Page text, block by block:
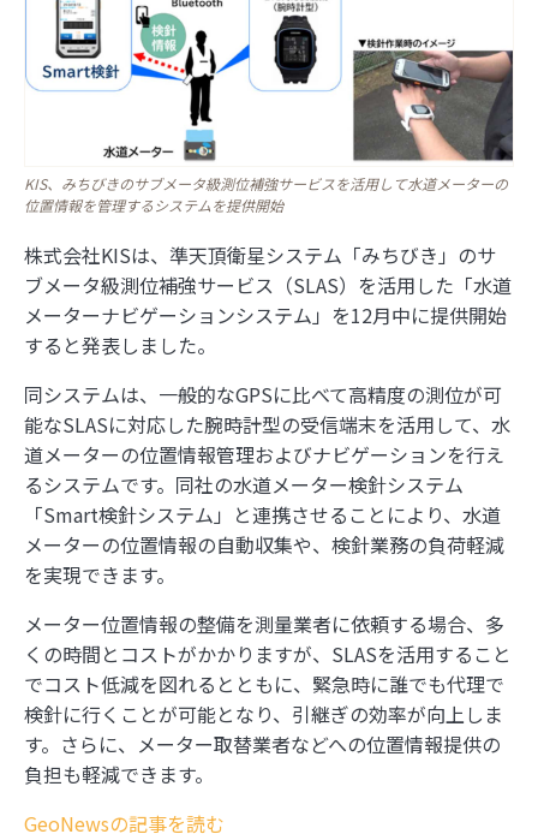
KIS、みちびきのサブメータ級測位補強サービスを活用して水道メーターの
位置情報を管理するシステムを提供開始
株式会社KISは、準天頂衛星システム「みちびき」のサ
ブメータ級測位補強サービス（SLAS）を活用した「水道
メーターナビゲーションシステム」を12月中に提供開始
すると発表しました。
同システムは、一般的なGPSに比べて高精度の測位が可
能なSLASに対応した腕時計型の受信端末を活用して、水
道メーターの位置情報管理およびナビゲーションを行え
るシステムです。同社の水道メーター検針システム
「Smart検針システム」と連携させることにより、水道
メーターの位置情報の自動収集や、検針業務の負荷軽減
を実現できます。
メーター位置情報の整備を測量業者に依頼する場合、多
くの時間とコストがかかりますが、SLASを活用すること
でコスト低減を図れるとともに、緊急時に誰でも代理で
検針に行くことが可能となり、引継ぎの効率が向上しま
す。さらに、メーター取替業者などへの位置情報提供の
負担も軽減できます。
GeoNewsの記事を読む